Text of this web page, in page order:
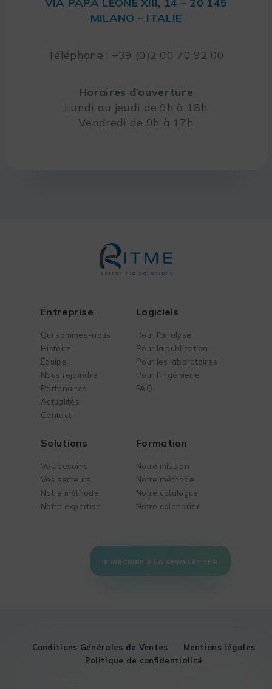
MILANO – ITALIE
Téléphone : +39 (0)2 00 70 92 00
Horaires d’ouverture
Lundi au jeudi de 9h à 18h
Vendredi de 9h à 17h
Entreprise
Qui sommes-nous
Histoire
Équipe
Nous rejoindre
Partenaires
Actualités
Contact
Logiciels
Pour l’analyse
Pour la publication
Pour les laboratoires
Pour l’ingénierie
FAQ
Solutions
Vos besoins
Vos secteurs
Notre méthode
Notre expertise
Formation
Notre mission
Notre méthode
Notre catalogue
Notre calendrier
S'INSCRIRE À LA NEWSLETTER
Conditions Générales de Ventes
Mentions légales
Politique de confidentialité